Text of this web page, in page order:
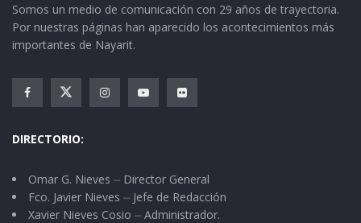
Somos un medio de comunicación con 29 años de trayectoria.
Por nuestras páginas han aparecido los acontecimientos más
importantes de Nayarit.
DIRECTORIO:
Omar G. Nieves ⏤ Director General
Fco. Javier Nieves ⏤ Jefe de Redacción
Xavier Nieves Cosio ⏤ Administrador.